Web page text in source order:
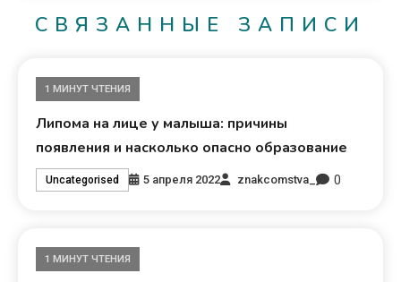
СВЯЗАННЫЕ ЗАПИСИ
1 МИНУТ ЧТЕНИЯ
Липома на лице у малыша: причины
появления и насколько опасно образование
Uncategorised 5 апреля 2022 znakcomstva_ 0
1 МИНУТ ЧТЕНИЯ